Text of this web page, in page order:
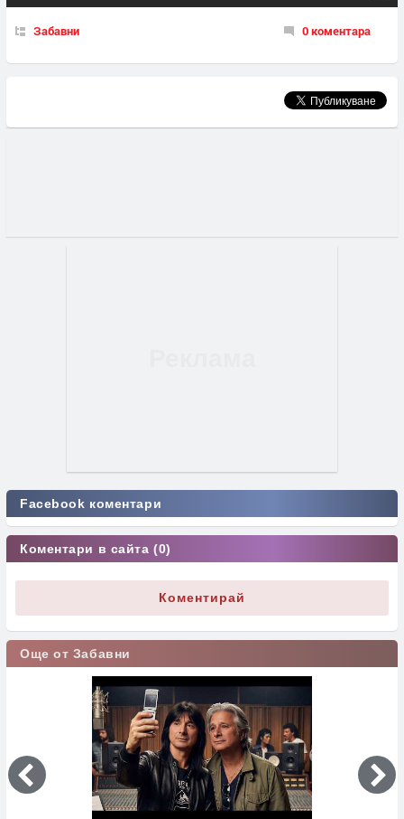
Забавни 0 коментара
Facebook коментари
Коментари в сайта (0)
Коментирай
Още от Забавни